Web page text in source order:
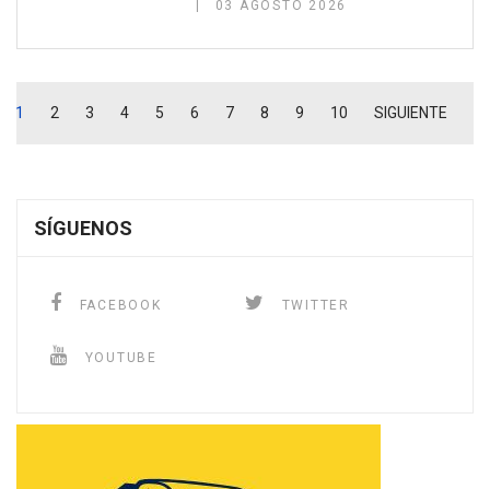
03 AGOSTO 2026
1 2 3 4 5 6 7 8 9 10 SIGUIENTE
SÍGUENOS
FACEBOOK TWITTER
YOUTUBE